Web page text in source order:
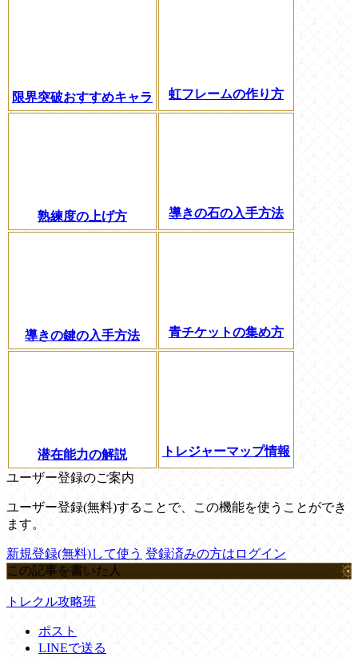
限界突破おすすめキャラ 虹フレームの作り方
熟練度の上げ方 導きの石の入手方法
導きの鍵の入手方法 青チケットの集め方
潜在能力の解説
トレジャーマップ情報
ユーザー登録のご案内
ユーザー登録(無料)することで、この機能を使うことができ
ます。
新規登録(無料)して使う 登録済みの方はログイン
この記事を書いた人
トレクル攻略班
ポスト
LINEで送る